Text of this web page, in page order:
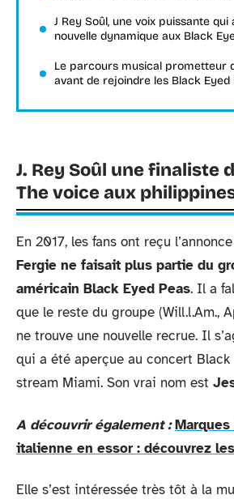
J Rey Soûl, une voix puissante
nouvelle dynamique aux Black
Le parcours musical prometteur
avant de rejoindre les Black Eyed
J. Rey Soûl une finaliste
The voice aux
En 2017, les fans ont reçu
Fergie ne faisait plus partie du
américain Black Eyed Peas. Il a
que le reste du groupe (Will.l.Am.,
ne trouve une nouvelle recrue. Il
qui a été aperçue au concert Black
stream Miami. Son vrai nom est
A découvrir également :
italienne en essor : découvrez
Elle s’est intéressée très tôt à la